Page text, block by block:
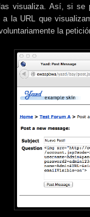
visualiza. Así, si se
la URL que
la